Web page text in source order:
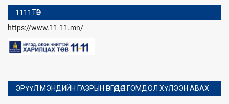
1111ТӨВ
https://www.11-11.mn/
ЭРҮҮЛ МЭНДИЙН ГАЗРЫН ӨРГӨДӨЛ ГОМДОЛ ХҮЛЭЭН АВАХ